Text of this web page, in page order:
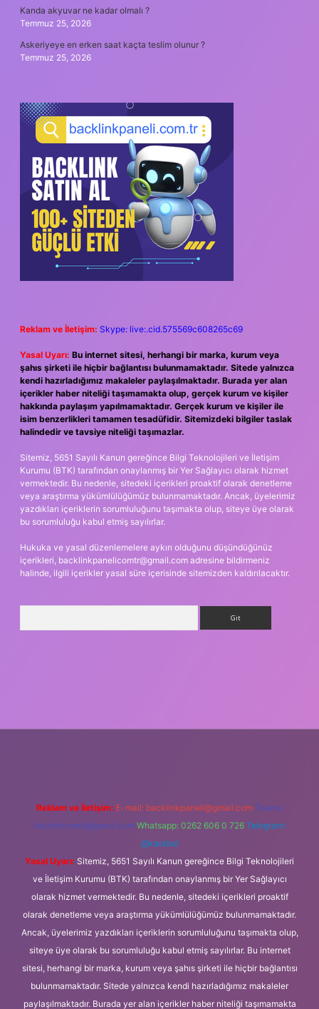
Kanda akyuvar ne kadar olmalı ?
Temmuz 25, 2026
Askeriyeye en erken saat kaçta teslim olunur ?
Temmuz 25, 2026
Reklam ve İletişim: Skype: live:.cid.575569c608265c69
Yasal Uyarı: Bu internet sitesi, herhangi bir marka, kurum veya
şahıs şirketi ile hiçbir bağlantısı bulunmamaktadır. Sitede yalnızca
kendi hazırladığımız makaleler paylaşılmaktadır. Burada yer alan
içerikler haber niteliği taşımamakta olup, gerçek kurum ve kişiler
hakkında paylaşım yapılmamaktadır. Gerçek kurum ve kişiler ile
isim benzerlikleri tamamen tesadüfidir. Sitemizdeki bilgiler taslak
halindedir ve tavsiye niteliği taşımazlar.
Sitemiz, 5651 Sayılı Kanun gereğince Bilgi Teknolojileri ve İletişim
Kurumu (BTK) tarafından onaylanmış bir Yer Sağlayıcı olarak hizmet
vermektedir. Bu nedenle, sitedeki içerikleri proaktif olarak denetleme
veya araştırma yükümlülüğümüz bulunmamaktadır. Ancak, üyelerimiz
yazdıkları içeriklerin sorumluluğunu taşımakta olup, siteye üye olarak
bu sorumluluğu kabul etmiş sayılırlar.
Hukuka ve yasal düzenlemelere aykırı olduğunu düşündüğünüz
içerikleri, backlinkpanelicomtr@gmail.com adresine bildirmeniz
halinde, ilgili içerikler yasal süre içerisinde sitemizden kaldırılacaktır.
Reklam ve İletişim: E-mail: backlinkpaneli@gmail.com Teams:
forumhizmeti@gmail.com Whatsapp: 0262 606 0 726 Telegram:
@karabul
Yasal Uyarı: Sitemiz, 5651 Sayılı Kanun gereğince Bilgi Teknolojileri
ve İletişim Kurumu (BTK) tarafından onaylanmış bir Yer Sağlayıcı
olarak hizmet vermektedir. Bu nedenle, sitedeki içerikleri proaktif
olarak denetleme veya araştırma yükümlülüğümüz bulunmamaktadır.
Ancak, üyelerimiz yazdıkları içeriklerin sorumluluğunu taşımakta olup,
siteye üye olarak bu sorumluluğu kabul etmiş sayılırlar. Bu internet
sitesi, herhangi bir marka, kurum veya şahıs şirketi ile hiçbir bağlantısı
bulunmamaktadır. Sitede yalnızca kendi hazırladığımız makaleler
paylaşılmaktadır. Burada yer alan içerikler haber niteliği taşımamakta